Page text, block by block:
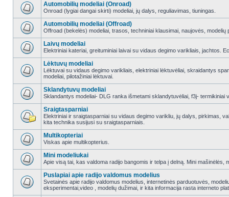
Automobilių modeliai (Onroad)
Onroad (lygiai dangai skirti) modeliai, jų dalys, reguliavimas, tiuningas.
Automobilių modeliai (Offroad)
Offroad (bekelės) modeliai, trasos, techniniai klausimai, naujovės, modelių
Laivų modeliai
Elektriniai kateriai, greituminiai laivai su vidaus degimo varikliais, jachtos.
Lėktuvų modeliai
Lėktuvai su vidaus degimo varikliais, elektriniai lėktuvėliai, skraidantys
modeliai, pilotažiniai lėktuvai.
Sklandytuvų modeliai
Sklandantys modeliai- DLG ranka išmetami sklandytuvėliai, f3j-
Sraigtasparniai
Elektriniai ir sraigtasparniai su vidaus degimo varikliu, jų dalys, pirkimas,
kita technika susijusi su sraigtasparniais.
Multikopteriai
Viskas apie multikopterius.
Mini modeliukai
Apie visą tai, kas valdoma radijo bangomis ir telpa į delną. Mini mašinėlės,
Puslapiai apie radijo valdomus modelius
Svetainės apie radijo valdomus modelius, internetinės parduotuvės,
eksperimentai,video , modelių dužimai, ir kita informacija rasta interneto